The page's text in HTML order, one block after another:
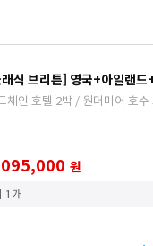
식 브리튼] 영국+아일랜
월드체인 호텔 2박 /
원
1개